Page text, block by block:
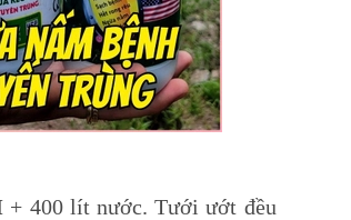
+ 400 lít nước. Tưới ướt đều